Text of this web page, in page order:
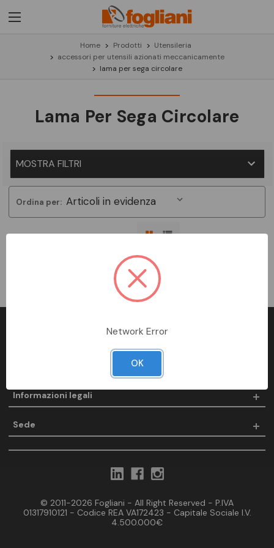
Home Prodotti
Utensileria
accessori per utensili azionati meccanicamente
lama per sega circolare
Lama Per Sega Circolare
MOSTRA FILTRI
Ordina per:
Non ci sono prodotti in questa categoria.
Informazioni legali
Sede
© 2011-2026 Fogliani - All Right Reserved - P.IVA
01317910121 - Codice REA VA172423 - Capitale Sociale I.V.
4.500.000€
Network Error
OK